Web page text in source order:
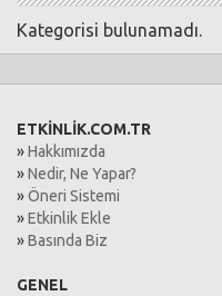
Kategorisi bulunamadı.
ETKİNLİK.COM.TR
»Hakkımızda
»Nedir, Ne Yapar?
»Öneri Sistemi
»Etkinlik Ekle
»Basında Biz
GENEL